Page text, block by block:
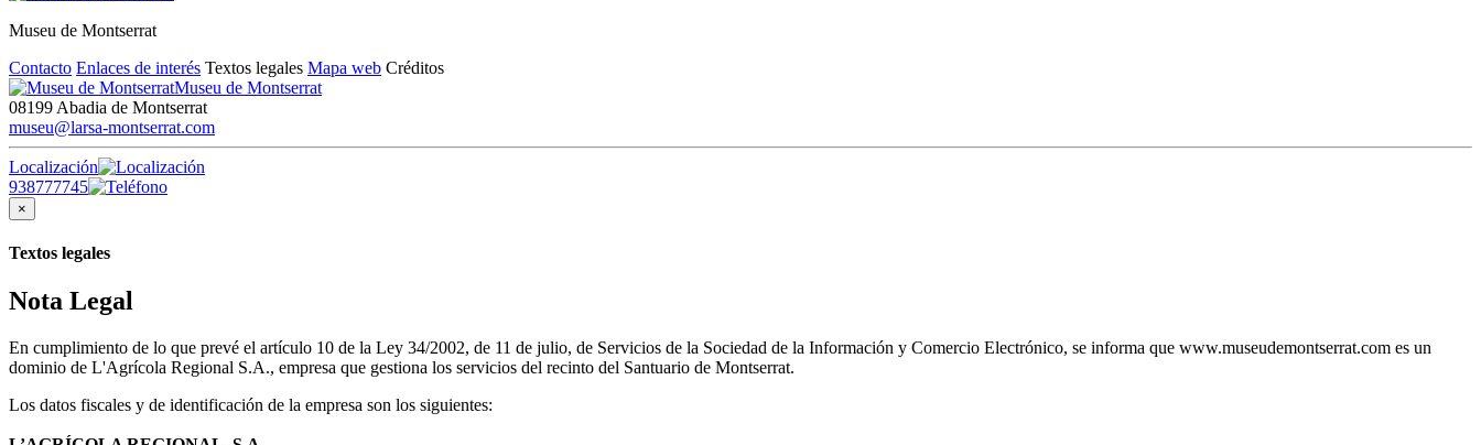
Museu de Montserrat
Contacto Enlaces de interés Textos legales Mapa web Créditos
Museu de Montserrat
08199 Abadia de Montserrat
museu@larsa-montserrat.com
Localización
938777745
×
Textos legales
Nota Legal
En cumplimiento de lo que prevé el artículo 10 de la Ley 34/2002, de 11 de julio, de Servicios de la Sociedad de la Información y Comercio Electrónico, se informa que www.museudemontserrat.com es un
dominio de L'Agrícola Regional S.A., empresa que gestiona los servicios del recinto del Santuario de Montserrat.
Los datos fiscales y de identificación de la empresa son los siguientes: